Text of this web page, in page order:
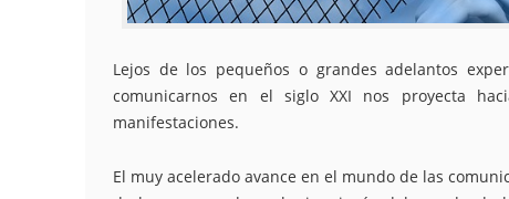
Lejos de los pequeños o grandes adelantos
comunicarnos en el siglo XXI nos proyecta
manifestaciones.
El muy acelerado avance en el mundo de las